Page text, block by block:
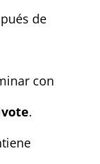
de
con
.